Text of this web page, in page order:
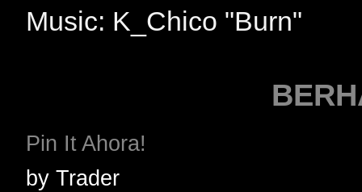
Music: K_Chico "Burn"
Pin It Ahora!
by Trader